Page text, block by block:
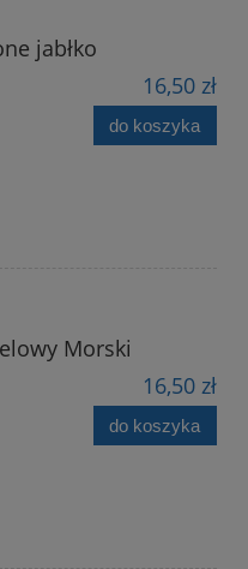
jabłko
16,50 zł
do koszyka
Morski
16,50 zł
do koszyka